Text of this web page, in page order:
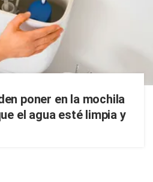
poner en la mochila
el agua esté limpia y